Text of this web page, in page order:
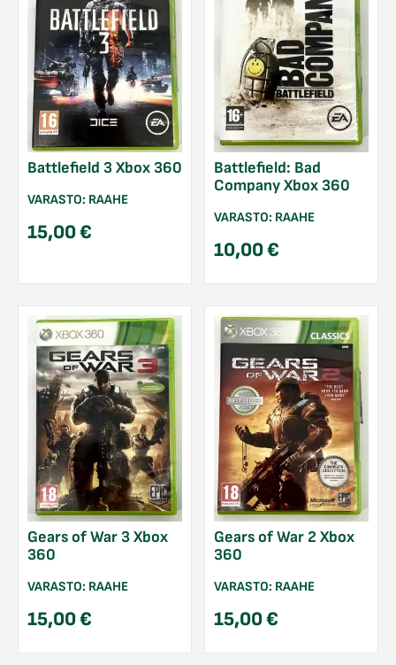
Battlefield 3 Xbox 360
VARASTO: RAAHE
15,00€
Battlefield: Bad
Company Xbox 360
VARASTO: RAAHE
10,00€
Gears of War 3 Xbox
360
VARASTO: RAAHE
15,00€
Gears of War 2 Xbox
360
VARASTO: RAAHE
15,00€